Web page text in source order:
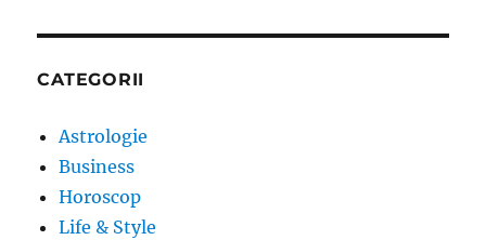
CATEGORII
Astrologie
Business
Horoscop
Life & Style